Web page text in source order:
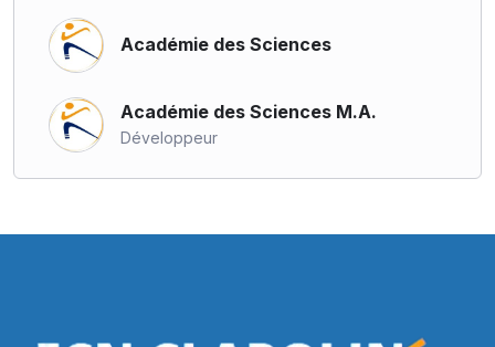
Académie des Sciences
Académie des Sciences M.A.
Développeur